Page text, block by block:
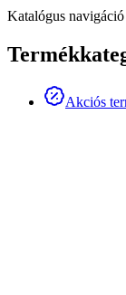
Katalógus navigáció
Akciós